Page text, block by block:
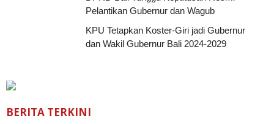
Pelantikan Gubernur dan Wagub
KPU Tetapkan Koster-Giri jadi Gubernur
dan Wakil Gubernur Bali 2024-2029
BERITA TERKINI